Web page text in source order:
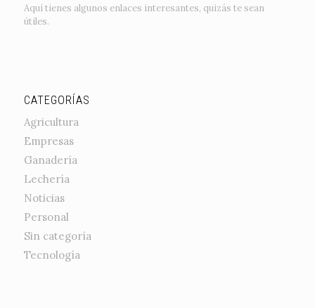
Aquí tienes algunos enlaces interesantes, quizás te sean
útiles.
CATEGORÍAS
Agricultura
Empresas
Ganadería
Lechería
Noticias
Personal
Sin categoría
Tecnología